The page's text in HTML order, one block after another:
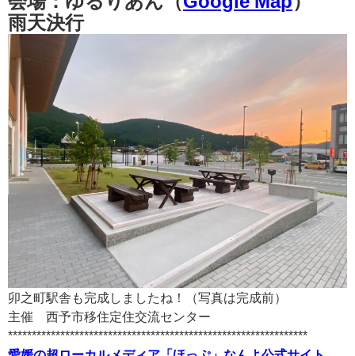
雨天決行
卯之町駅舎も完成しましたね！（写真は完成前）
主催 西予市移住定住交流センター
***************************************************************